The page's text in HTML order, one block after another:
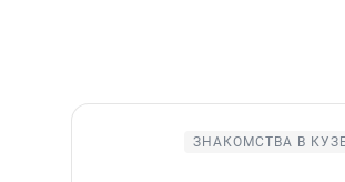
ЗНАКОМСТВА В